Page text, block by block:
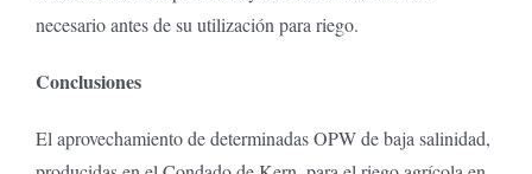
necesario antes de su utilización para riego.
Conclusiones
El aprovechamiento de determinadas OPW de baja salinidad,